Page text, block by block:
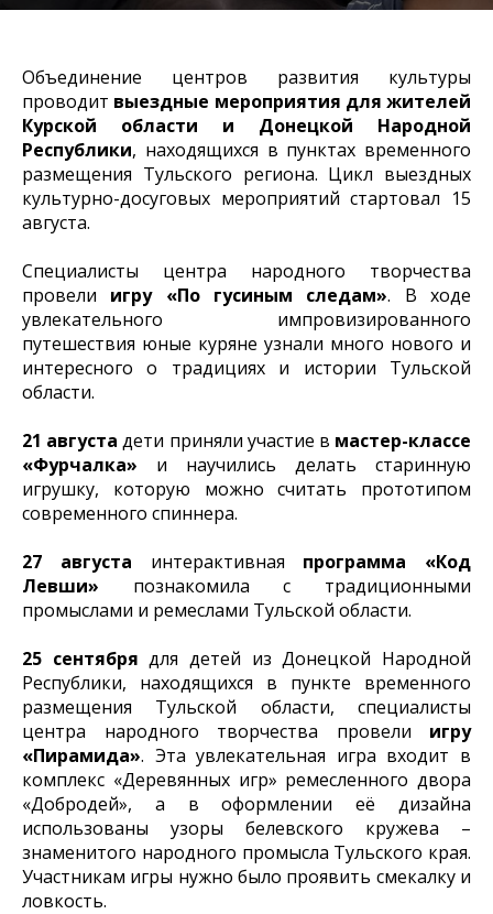
Объединение центров развития культуры
проводит выездные мероприятия для жителей
Курской области и Донецкой Народной
Республики, находящихся в пунктах временного
размещения Тульского региона. Цикл выездных
культурно-досуговых мероприятий стартовал 15
августа.
Специалисты центра народного творчества
провели игру «По гусиным следам». В ходе
увлекательного импровизированного
путешествия юные куряне узнали много нового и
интересного о традициях и истории Тульской
области.
21 августа дети приняли участие в мастер-классе
«Фурчалка» и научились делать старинную
игрушку, которую можно считать прототипом
современного спиннера.
27 августа интерактивная программа «Код
Левши» познакомила с традиционными
промыслами и ремеслами Тульской области.
25 сентября для детей из Донецкой Народной
Республики, находящихся в пункте временного
размещения Тульской области, специалисты
центра народного творчества провели игру
«Пирамида». Эта увлекательная игра входит в
комплекс «Деревянных игр» ремесленного двора
«Добродей», а в оформлении её дизайна
использованы узоры белевского кружева –
знаменитого народного промысла Тульского края.
Участникам игры нужно было проявить смекалку и
ловкость.